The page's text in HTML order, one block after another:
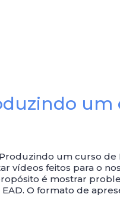
um
um curso de
vídeos feitos para o
é mostrar
O formato de